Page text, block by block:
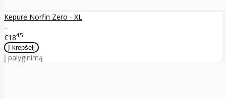
Kepurė Norfin Zero - XL
..
€1845
Į palyginimą